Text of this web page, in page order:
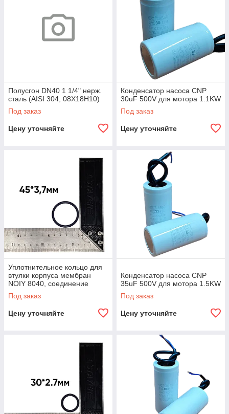
Полусгон DN40 1 1/4" нерж.
сталь (AISI 304, 08X18H10)
Под заказ
Цену уточняйте
Конденсатор насоса CNP
30uF 500V для мотора 1.1KW
Под заказ
Цену уточняйте
Уплотнительное кольцо для
втулки корпуса мембран
NOIY 8040, соединение
втулка-крышка (2-33303)
Под заказ
Цену уточняйте
Конденсатор насоса CNP
35uF 500V для мотора 1.5KW
Под заказ
Цену уточняйте